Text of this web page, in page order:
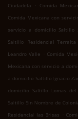
Ciudadela
. Comida
Comida Mexicana con
servicio a domicilio Saltillo
Saltillo Residencial Terralta
Leandro Valle . Comida
Mexicana con servicio a
a domicilio Saltillo Ignacio
domicilio Saltillo Lomas del
Saltillo Sin Nombre de
Residencial las Brisas .